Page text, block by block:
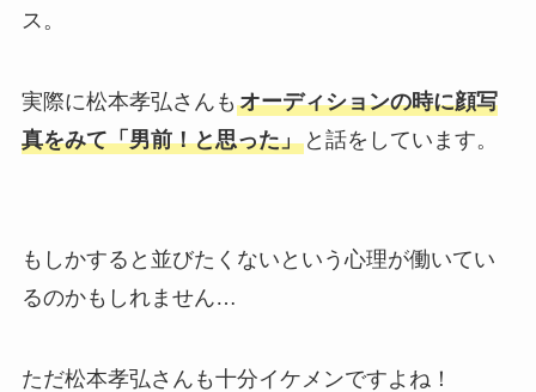
ス。
実際に松本孝弘さんも オーディションの時に顔写
真をみて「男前！と思った」と話をしています。
もしかすると並びたくないという心理が働いてい
るのかもしれません…
ただ松本孝弘さんも十分イケメンですよね！